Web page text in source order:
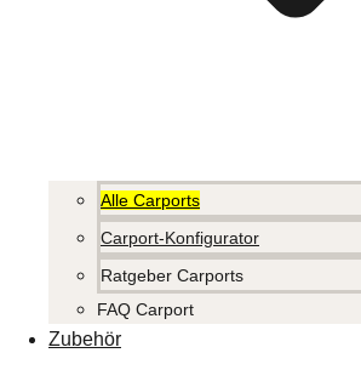
Alle Carports
Carport-Konfigurator
Ratgeber Carports
FAQ Carport
Zubehör